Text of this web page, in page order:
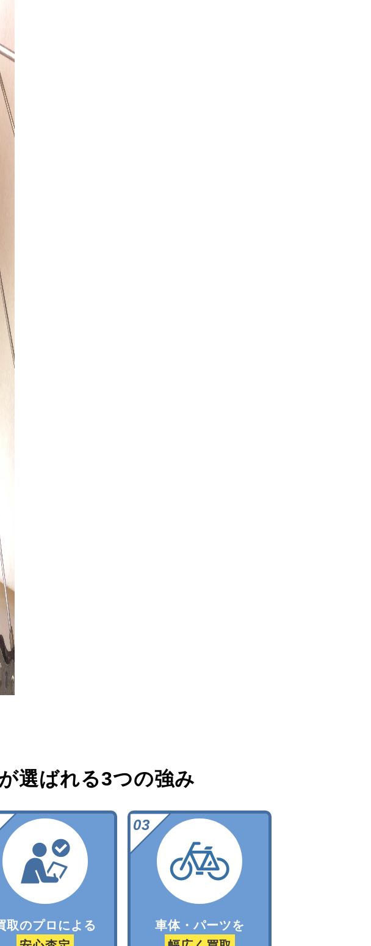
選ばれる3つの強み
取のプロによる
車体・パーツを